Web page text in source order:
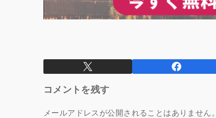
コメントを残す
メールアドレスが公開されることはありません。